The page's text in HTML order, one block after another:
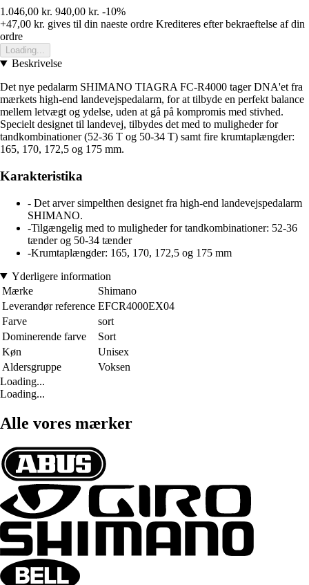
1.046,00 kr. 940,00 kr. -10%
+47,00 kr. gives til din naeste ordre Krediteres efter bekraeftelse af din
ordre
Loading...
Beskrivelse
Det nye pedalarm SHIMANO TIAGRA FC-R4000 tager DNA'et fra
mærkets high-end landevejspedalarm, for at tilbyde en perfekt balance
mellem letvægt og ydelse, uden at gå på kompromis med stivhed.
Specielt designet til landevej, tilbydes det med to muligheder for
tandkombinationer (52-36 T og 50-34 T) samt fire krumtaplængder:
165, 170, 172,5 og 175 mm.
Karakteristika
- Det arver simpelthen designet fra high-end landevejspedalarm
SHIMANO.
-Tilgængelig med to muligheder for tandkombinationer: 52-36
tænder og 50-34 tænder
-Krumtaplængder: 165, 170, 172,5 og 175 mm
Yderligere information
Mærke
Shimano
Leverandør reference EFCR4000EX04
Farve
sort
Dominerende farve
Sort
Køn
Unisex
Aldersgruppe
Voksen
Loading...
Loading...
Alle vores mærker